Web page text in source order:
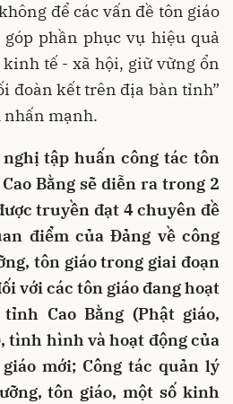
để các vấn đề tôn giáo
phần phục vụ hiệu quả
tế - xã hội, giữ vững ổn
đoàn kết trên địa bàn tỉnh”
nhấn mạnh.
tập huấn công tác tôn
Bằng sẽ diễn ra trong 2
truyền đạt 4 chuyên đề
điểm của Đảng về công
tôn giáo trong giai đoạn
với các tôn giáo đang hoạt
Cao Bằng (Phật giáo,
tình hình và hoạt động của
mới; Công tác quản lý
tôn giáo, một số kinh